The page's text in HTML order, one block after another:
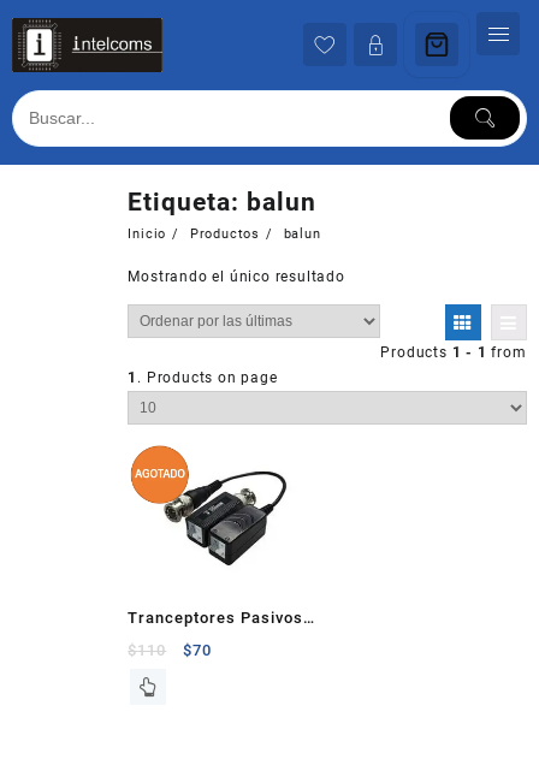
contenido
Etiqueta: balun
Inicio Productos balun
Mostrando el único resultado
Products 1 - 1 from
1 . Products on page
Tranceptores Pasivos
Epcom Titanium
$110 $70